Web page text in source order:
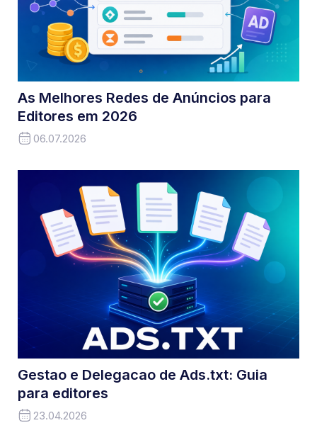
As Melhores Redes de Anúncios para
Editores em 2026
06.07.2026
Gestao e Delegacao de Ads.txt: Guia
para editores
23.04.2026